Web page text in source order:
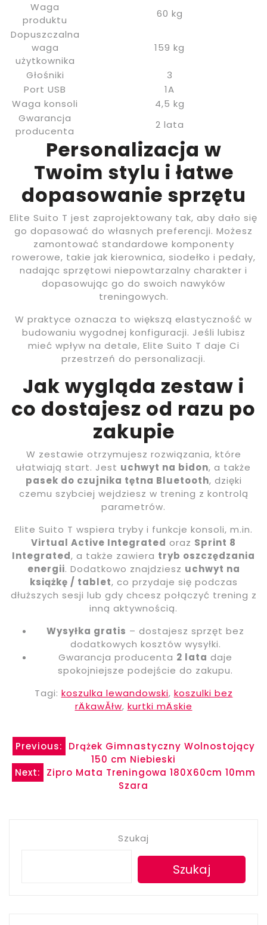
Waga
produktu
60 kg
Dopuszczalna
waga
użytkownika
159 kg
Głośniki
3
Port USB
1A
Waga konsoli
4,5 kg
Gwarancja
producenta
2 lata
Personalizacja w
Twoim stylu i łatwe
dopasowanie sprzętu
Elite Suito T jest zaprojektowany tak, aby dało się
go dopasować do własnych preferencji. Możesz
zamontować standardowe komponenty
rowerowe, takie jak kierownica, siodełko i pedały,
nadając sprzętowi niepowtarzalny charakter i
dopasowując go do swoich nawyków
treningowych.
W praktyce oznacza to większą elastyczność w
budowaniu wygodnej konfiguracji. Jeśli lubisz
mieć wpływ na detale, Elite Suito T daje Ci
przestrzeń do personalizacji.
Jak wygląda zestaw i
co dostajesz od razu po
zakupie
W zestawie otrzymujesz rozwiązania, które
ułatwiają start. Jest uchwyt na bidon, a także
pasek do czujnika tętna Bluetooth, dzięki
czemu szybciej wejdziesz w trening z kontrolą
parametrów.
Elite Suito T wspiera tryby i funkcje konsoli, m.in.
Virtual Active Integrated oraz Sprint 8
Integrated, a także zawiera tryb oszczędzania
energii. Dodatkowo znajdziesz uchwyt na
książkę / tablet, co przydaje się podczas
dłuższych sesji lub gdy chcesz połączyć trening z
inną aktywnością.
Wysyłka gratis – dostajesz sprzęt bez
dodatkowych kosztów wysyłki.
Gwarancja producenta 2 lata daje
spokojniejsze podejście do zakupu.
Tagi: koszulka lewandowski, koszulki bez
rÄkawĂłw, kurtki mÄskie
Nawigacja
wpisu
Previous:
Drążek Gimnastyczny Wolnostojący
150 cm Niebieski
Next:
Zipro Mata Treningowa 180X60cm 10mm
Szara
Szukaj
Szukaj